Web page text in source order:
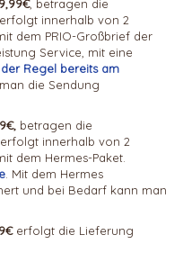
, betragen die
innerhalb von 2
dem PRIO-Großbrief der
Service, mit eine
Regel bereits am
die Sendung
betragen die
innerhalb von 2
dem Hermes-Paket.
. Mit dem Hermes
und bei Bedarf kann man
erfolgt die Lieferung